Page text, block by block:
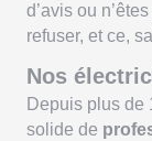
d’avis ou
refuser, et ce,
Nos
Depuis plus de
solide de